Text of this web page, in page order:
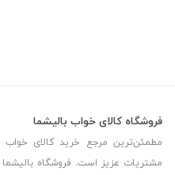
فروشگاه کالای خواب بالیشما
مطمئن‌ترین مرجع خرید کالای